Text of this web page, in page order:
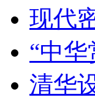
现代
“中
清华